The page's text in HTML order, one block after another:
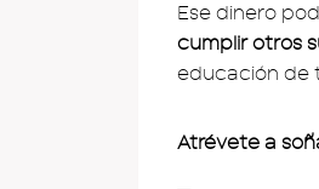
Ese dinero
cumplir otros
educación de
Atrévete a